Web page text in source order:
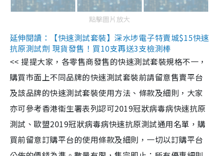
點擊圖片放大
延伸閱讀：【快速測試套裝】深水埗電子特賣城$15快速
抗原測試劑 現貨發售！買10支再送3支檢測棒
<< 提提大家，各零售商發售的快速測試套裝規格不一，
購買市面上不同品牌的快速測試套裝前請留意售賣平台
及該品牌的快速測試套裝使用方法、條款及細則，大家
亦可參考香港衞生署表列認可2019冠狀病毒病快速抗原
測試、歐盟2019冠狀病毒病快速抗原測試通用名單，購
買前留意訂購平台的使用條款及細則，一切以訂購平台